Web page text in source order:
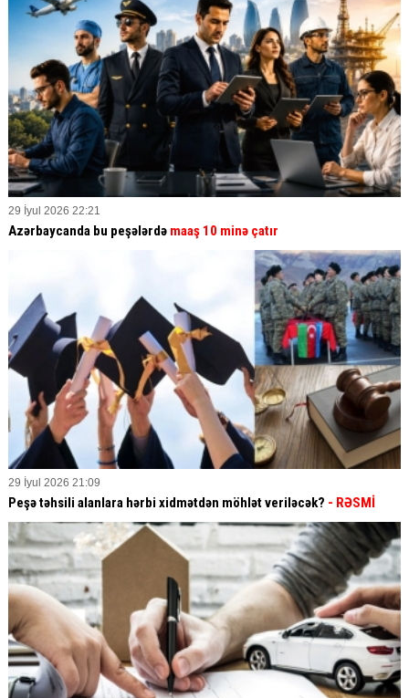
29 İyul 2026 22:21
Azərbaycanda bu peşələrdə maaş 10 minə çatır
29 İyul 2026 21:09
Peşə təhsili alanlara hərbi xidmətdən möhlət veriləcək? - RƏSMİ